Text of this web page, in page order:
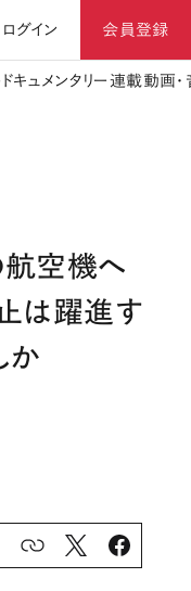
ログイン 会員登録
ドキュメンタリー 連載動画
空機へ
は躍進す
か